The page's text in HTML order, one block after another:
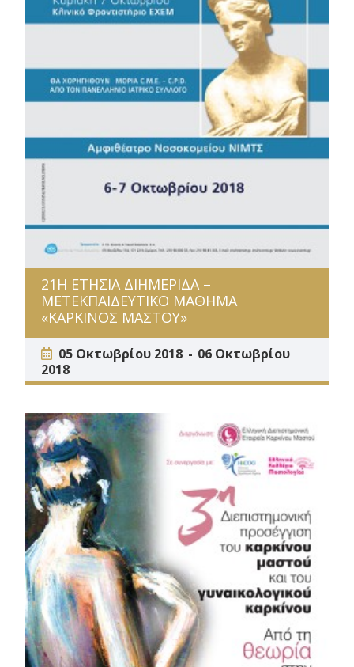
21Η ΕΤΗΣΙΑ ΔΙΗΜΕΡΙΔΑ –
ΜΕΤΕΚΠΑΙΔΕΥΤΙΚΟ ΜΑΘΗΜΑ
«ΚΑΡΚΙΝΟΣ ΜΑΣΤΟΥ»
05 Οκτωβρίου 2018
06 Οκτωβρίου
2018